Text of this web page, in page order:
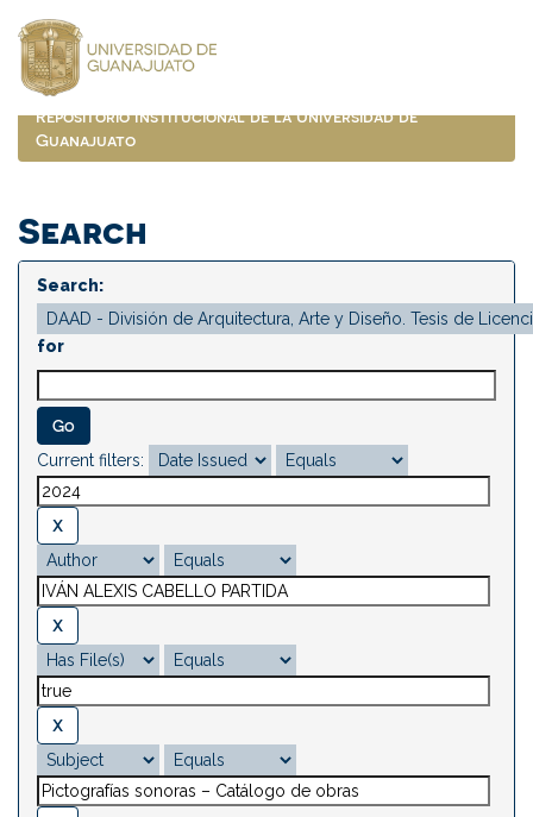
navigation
Repositorio Institucional de la Universidad de
Guanajuato
Search
Search:
for
Current filters: